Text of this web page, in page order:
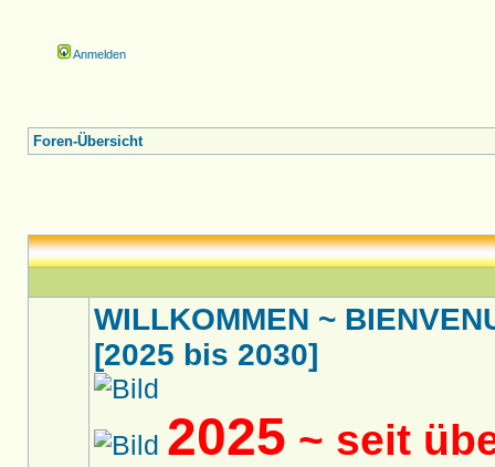
Anmelden
Foren-Übersicht
WILLKOMMEN ~
[2025 bis 2030]
2025 ~ seit